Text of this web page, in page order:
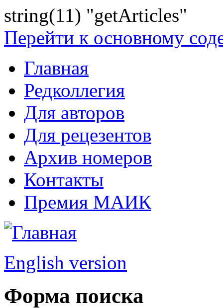
string(11) "getArticles"
Перейти к основному
Главная
Редколлегия
Для авторов
Для рецезентов
Архив номеров
Контакты
Премия МАИК
English version
Форма поиска